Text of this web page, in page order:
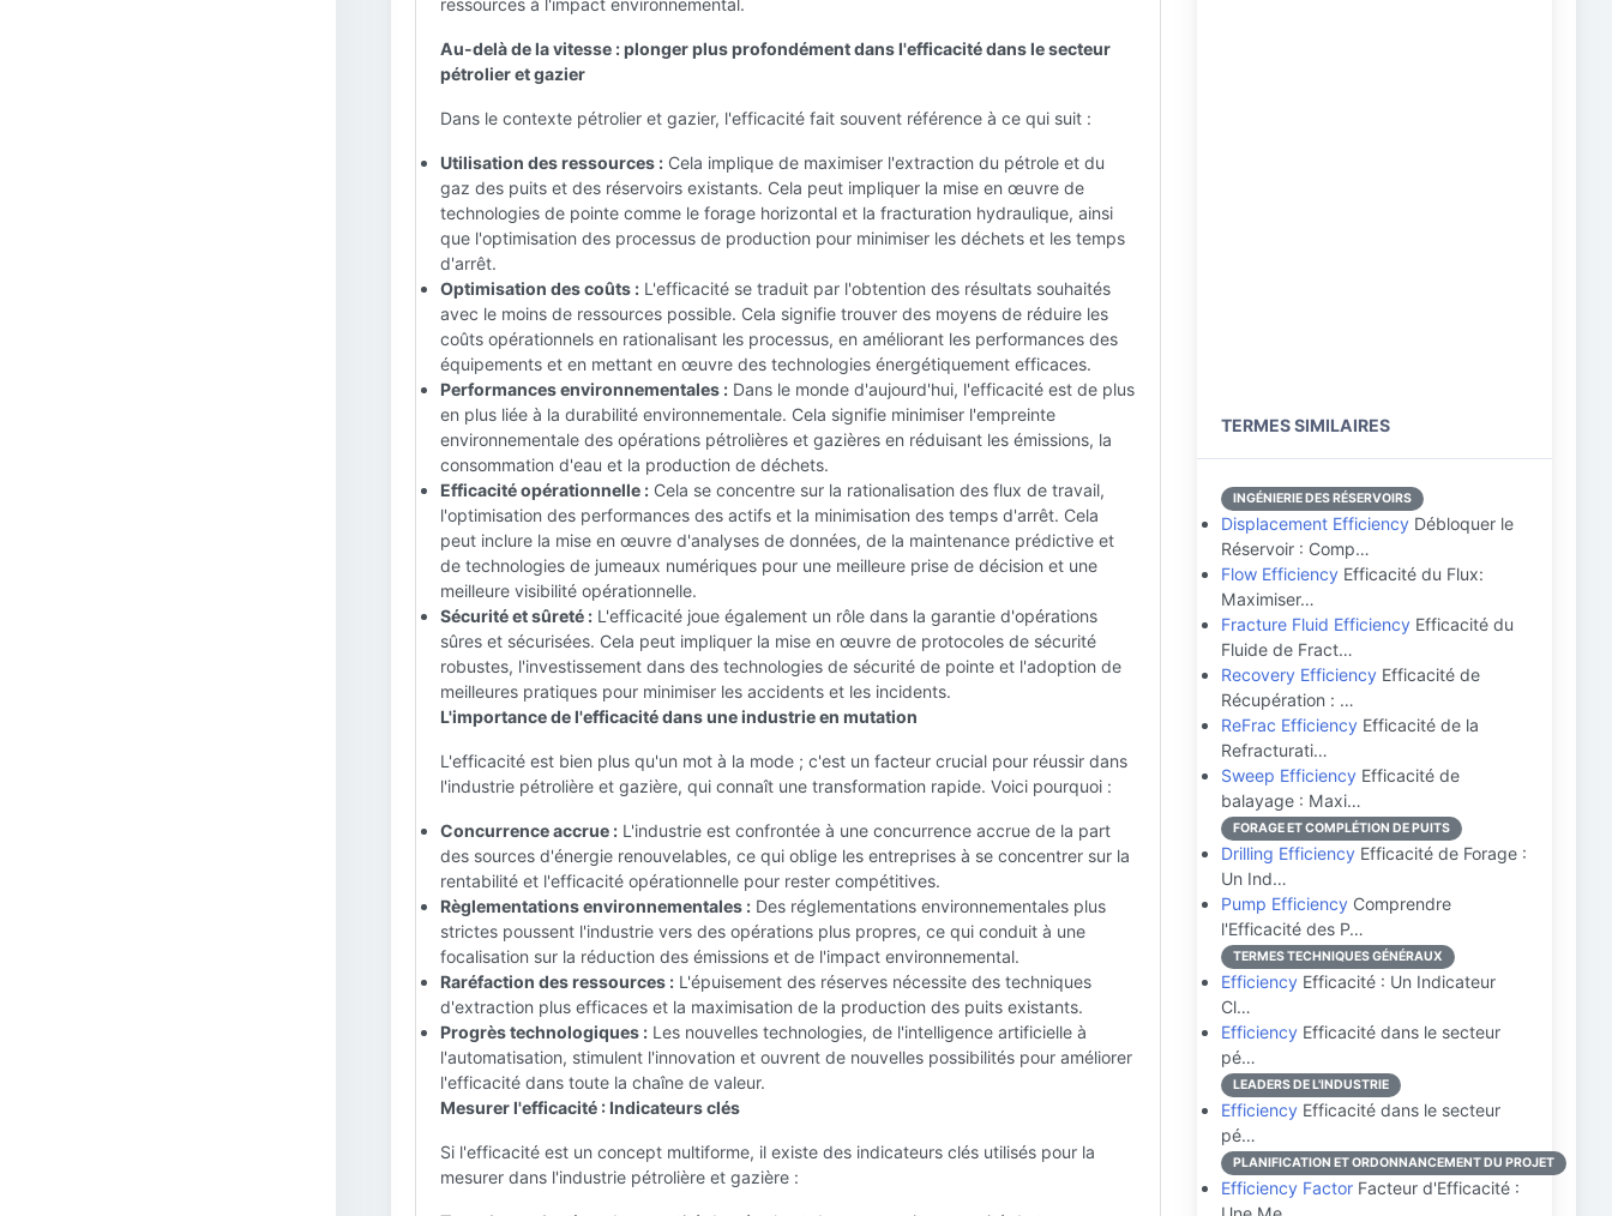
ressources à l'impact environnemental.
Au-delà de la vitesse : plonger plus profondément dans l'efficacité dans le secteur
pétrolier et gazier
Dans le contexte pétrolier et gazier, l'efficacité fait souvent référence à ce qui suit :
Utilisation des ressources : Cela implique de maximiser l'extraction du pétrole et du
gaz des puits et des réservoirs existants. Cela peut impliquer la mise en œuvre de
technologies de pointe comme le forage horizontal et la fracturation hydraulique, ainsi
que l'optimisation des processus de production pour minimiser les déchets et les temps
d'arrêt.
Optimisation des coûts : L'efficacité se traduit par l'obtention des résultats souhaités
avec le moins de ressources possible. Cela signifie trouver des moyens de réduire les
coûts opérationnels en rationalisant les processus, en améliorant les performances des
équipements et en mettant en œuvre des technologies énergétiquement efficaces.
Performances environnementales : Dans le monde d'aujourd'hui, l'efficacité est de plus
en plus liée à la durabilité environnementale. Cela signifie minimiser l'empreinte
environnementale des opérations pétrolières et gazières en réduisant les émissions, la
consommation d'eau et la production de déchets.
Efficacité opérationnelle : Cela se concentre sur la rationalisation des flux de travail,
l'optimisation des performances des actifs et la minimisation des temps d'arrêt. Cela
peut inclure la mise en œuvre d'analyses de données, de la maintenance prédictive et
de technologies de jumeaux numériques pour une meilleure prise de décision et une
meilleure visibilité opérationnelle.
Sécurité et sûreté : L'efficacité joue également un rôle dans la garantie d'opérations
sûres et sécurisées. Cela peut impliquer la mise en œuvre de protocoles de sécurité
robustes, l'investissement dans des technologies de sécurité de pointe et l'adoption de
meilleures pratiques pour minimiser les accidents et les incidents.
L'importance de l'efficacité dans une industrie en mutation
L'efficacité est bien plus qu'un mot à la mode ; c'est un facteur crucial pour réussir dans
l'industrie pétrolière et gazière, qui connaît une transformation rapide. Voici pourquoi :
Concurrence accrue : L'industrie est confrontée à une concurrence accrue de la part
des sources d'énergie renouvelables, ce qui oblige les entreprises à se concentrer sur la
rentabilité et l'efficacité opérationnelle pour rester compétitives.
Règlementations environnementales : Des réglementations environnementales plus
strictes poussent l'industrie vers des opérations plus propres, ce qui conduit à une
focalisation sur la réduction des émissions et de l'impact environnemental.
Raréfaction des ressources : L'épuisement des réserves nécessite des techniques
d'extraction plus efficaces et la maximisation de la production des puits existants.
Progrès technologiques : Les nouvelles technologies, de l'intelligence artificielle à
l'automatisation, stimulent l'innovation et ouvrent de nouvelles possibilités pour améliorer
l'efficacité dans toute la chaîne de valeur.
Mesurer l'efficacité : Indicateurs clés
Si l'efficacité est un concept multiforme, il existe des indicateurs clés utilisés pour la
mesurer dans l'industrie pétrolière et gazière :
TERMES SIMILAIRES
INGÉNIERIE DES RÉSERVOIRS
Displacement Efficiency Débloquer le
Réservoir : Comp…
Flow Efficiency Efficacité du Flux:
Maximiser…
Fracture Fluid Efficiency Efficacité du
Fluide de Fract…
Recovery Efficiency Efficacité de
Récupération : …
ReFrac Efficiency Efficacité de la
Refracturati…
Sweep Efficiency Efficacité de
balayage : Maxi…
FORAGE ET COMPLÉTION DE PUITS
Drilling Efficiency Efficacité de Forage :
Un Ind…
Pump Efficiency Comprendre
l'Efficacité des P…
TERMES TECHNIQUES GÉNÉRAUX
Efficiency Efficacité : Un Indicateur
Cl…
Efficiency Efficacité dans le secteur
pé…
LEADERS DE L'INDUSTRIE
Efficiency Efficacité dans le secteur
pé…
PLANIFICATION ET ORDONNANCEMENT DU PROJET
Efficiency Factor Facteur d'Efficacité :